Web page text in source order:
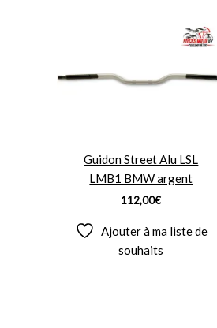
Guidon Street Alu LSL
LMB1 BMW argent
112,00€
Ajouter à ma liste de
souhaits